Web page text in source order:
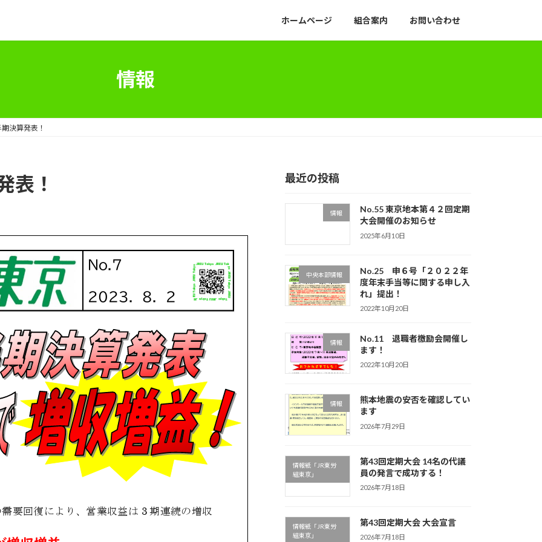
ホームページ 組合案内 お問い合わせ
情報
決算発表！
表！ 最近の投稿
情報
No.55 東京地本第４２回定期
大会開催のお知らせ
2025年6月10日
中央本部情報
No.25 申６号「２０２２年
度年末手当等に関する申し入
れ」提出！
2022年10月20日
情報
No.11 退職者檄励会開催し
ます！
2022年10月20日
情報
熊本地震の安否を確認してい
ます
2026年7月29日
情報紙「JR東労
組東京」
第43回定期大会 14名の代議
員の発言で成功する！
2026年7月18日
情報紙「JR東労
組東京」
第43回定期大会 大会宣言
2026年7月18日